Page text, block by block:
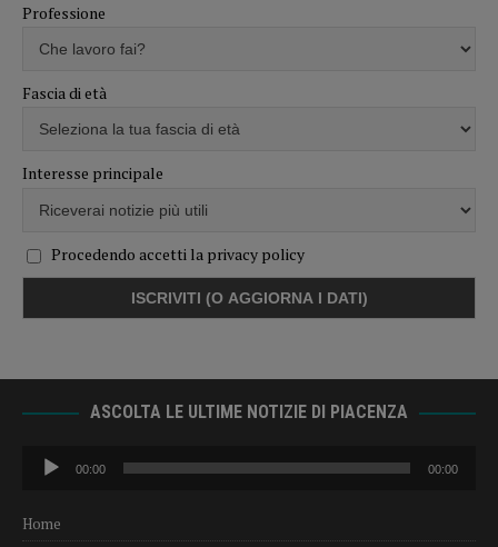
Professione
Fascia di età
Interesse principale
Procedendo accetti la privacy policy
ASCOLTA LE ULTIME NOTIZIE DI PIACENZA
Audio
Player
00:00 00:00
Home